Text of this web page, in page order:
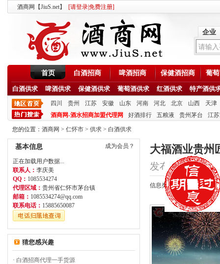
酒商网【JiuS.net】 [请登录免费注册]
企业
首页 白酒招商 啤酒招商 保健酒招商 葡
白酒供求 啤酒供求 保健酒供求 葡萄酒供求 红酒供求 特产酒供
四川 贵州 江苏 安徽 山东 河南 河北 北京 山西
天津
酒商网-酒水招商加盟代理网
好酒排行 五粮液 贵州茅台 江
您的位置： 酒商网 > 仁怀市 > 供求 > 白酒供求
成为会员？
基本信息
正在加载用户数据...
联系人： 李庆美
QQ： 1085534274
代理区域： 贵州省仁怀市茅台镇
邮箱： 1085534274@qq.com
联系电话： 15885650087
猜您感兴趣
· 白酒招商代理一手货源
大福酒业贵州
发布时间：
信息类型：供应